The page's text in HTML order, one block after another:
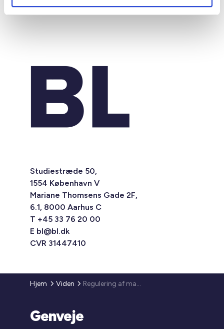
Studiestræde 50,
1554 København V
Mariane Thomsens Gade 2F,
6.1, 8000 Aarhus C
T +45 33 76 20 00
E bl@bl.dk
CVR 31447410
Hjem Viden Regulering af maksimumhuslejen 2014
Genveje